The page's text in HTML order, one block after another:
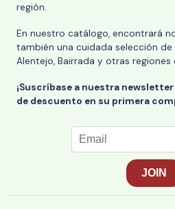
región.
En nuestro catálogo, encontrará
también una cuidada selección de
Alentejo, Bairrada y otras regiones
¡Suscríbase a nuestra
de descuento en su primera